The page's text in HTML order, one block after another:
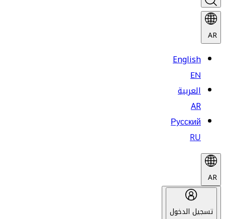
AR
English
EN
العربية
AR
Русский
RU
AR
تسجيل الدخول